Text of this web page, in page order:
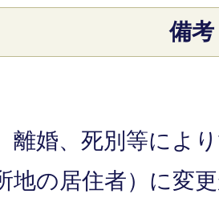
備考
離婚、死別等によ
地の居住者）に変